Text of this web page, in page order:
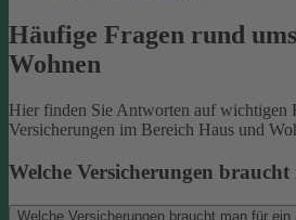
Häufige Fragen rund
Wohnen
Hier finden Sie Antworten auf wichtigen
Versicherungen im Bereich Haus und
Welche Versicherungen
Welche Versicherungen braucht man für ein